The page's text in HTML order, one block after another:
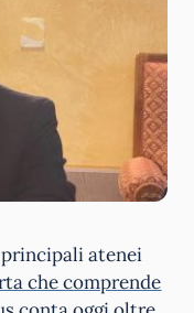
atenei
che comprende